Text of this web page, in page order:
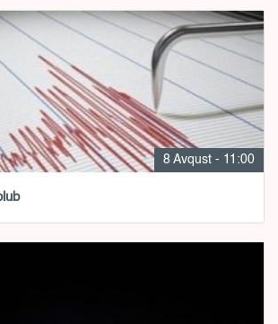
8 Avqust - 11:00